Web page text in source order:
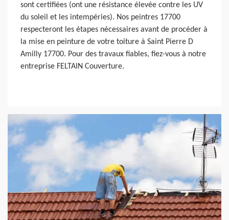
sont certifiées (ont une résistance élevée contre les UV
du soleil et les intempéries). Nos peintres 17700
respecteront les étapes nécessaires avant de procéder à
la mise en peinture de votre toiture à Saint Pierre D
Amilly 17700. Pour des travaux fiables, fiez-vous à notre
entreprise FELTAIN Couverture.